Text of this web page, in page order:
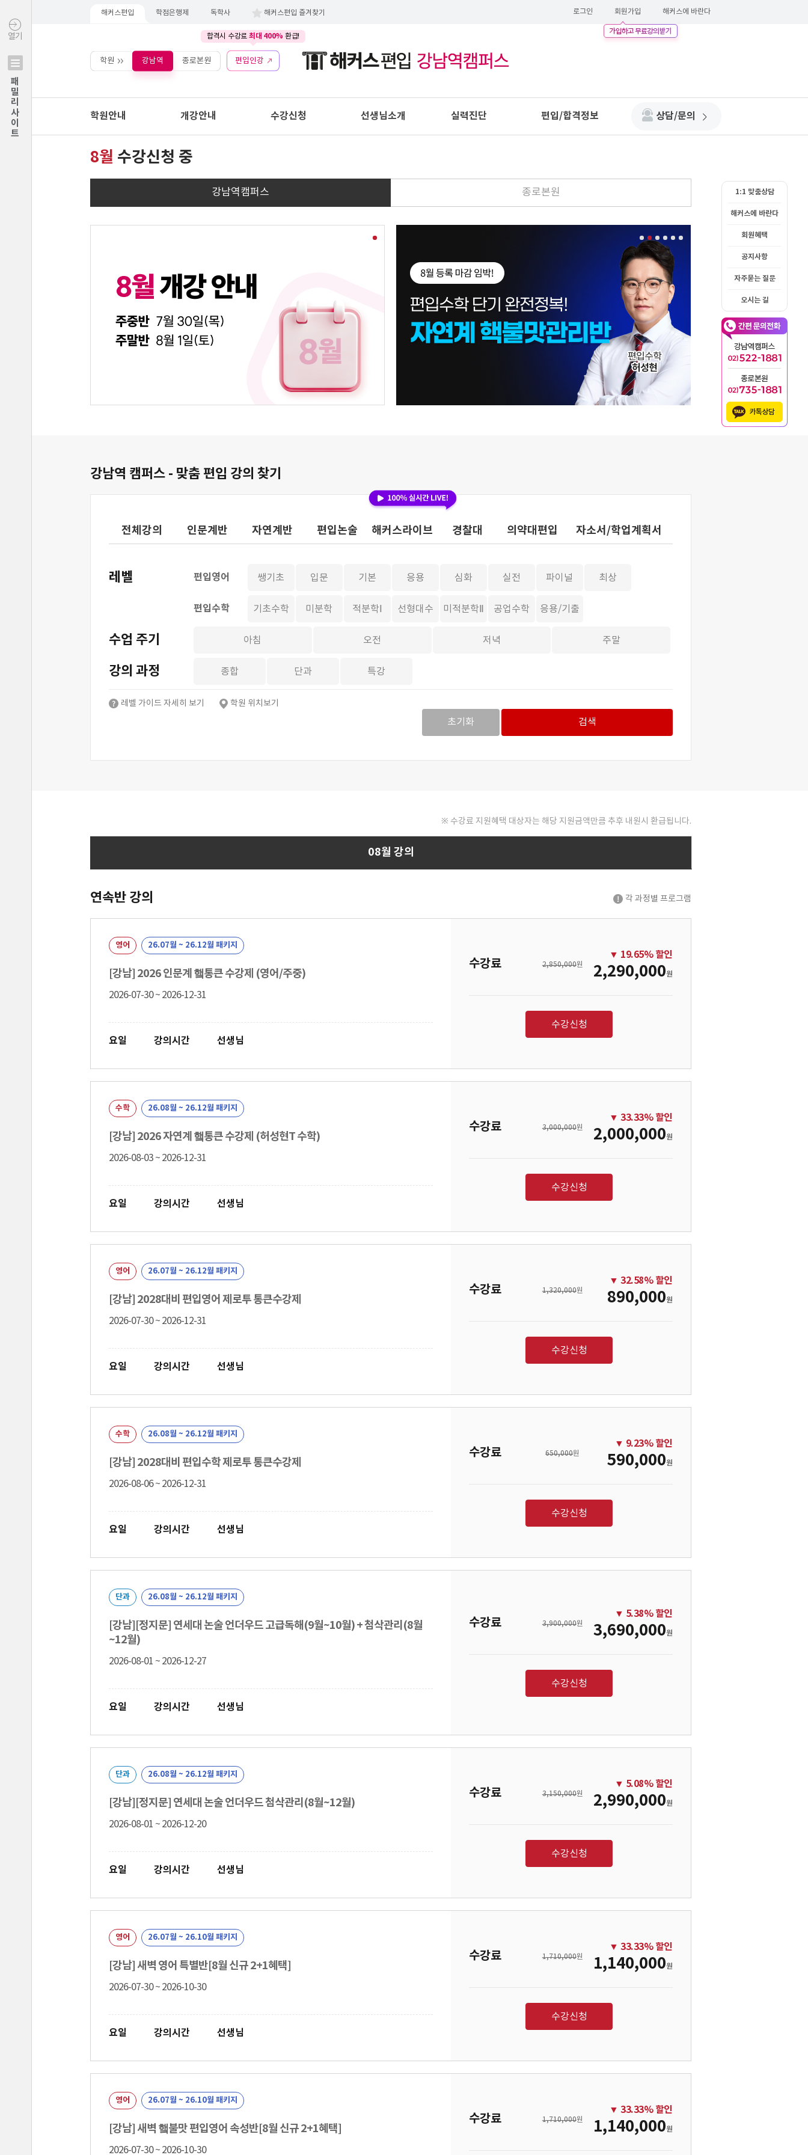
열기
패밀리사이트
해커스편입 학점은행제 독학사 해커스편입 즐겨찾기 로그인 회원가입 해커스에 바란다
합격시 수강료 최대 400% 환급!
학원 강남역 종로본원 편입인강
학원안내 개강안내 수강신청 선생님소개 실력진단 편입/합격정보 상담/문의
1:1 맞춤상담
해커스에 바란다
회원혜택
공지사항
자주묻는 질문
오시는 길
8월 수강신청 중
강남역캠퍼스 종로본원
강남역 캠퍼스 - 맞춤 편입 강의 찾기
전체강의 인문계반 자연계반 편입논술 해커스라이브 경찰대 의약대편입 자소서/학업계획서
레벨 편입영어 쌩기초 입문 기본 응용 심화 실전 파이널 최상
편입수학 기초수학 미분학 적분학Ⅰ 선형대수 미적분학Ⅱ 공업수학 응용/기출
수업 주기 아침 오전 저녁 주말
강의 과정 종합 단과 특강
레벨 가이드 자세히 보기 학원 위치보기
초기화 검색
※ 수강료 지원혜택 대상자는 해당 지원금액만큼 추후 내원시 환급됩니다.
08월 강의
연속반 강의 각 과정별 프로그램
영어 26.07월 ~ 26.12월 패키지
[강남] 2026 인문계 햌통큰 수강제 (영어/주중)
2026-07-30 ~ 2026-12-31
요일 강의시간 선생님
수강료 2,850,000원
▼ 19.65% 할인
2,290,000원
수강신청
수학 26.08월 ~ 26.12월 패키지
[강남] 2026 자연계 햌통큰 수강제 (허성현T 수학)
2026-08-03 ~ 2026-12-31
요일 강의시간 선생님
수강료 3,000,000원
▼33.33% 할인
2,000,000원
수강신청
영어 26.07월 ~ 26.12월 패키지
[강남] 2028대비 편입영어 제로투 통큰수강제
2026-07-30 ~ 2026-12-31
요일 강의시간 선생님
수강료 1,320,000원
▼32.58% 할인
890,000원
수강신청
수학 26.08월 ~ 26.12월 패키지
[강남] 2028대비 편입수학 제로투 통큰수강제
2026-08-06 ~ 2026-12-31
요일 강의시간 선생님
수강료 650,000원
▼ 9.23% 할인
590,000원
수강신청
단과 26.08월 ~ 26.12월 패키지
[강남][정지문] 연세대 논술 언더우드 고급독해(9월~10월) + 첨삭관리(8월
~12월)
2026-08-01 ~ 2026-12-27
요일 강의시간 선생님
수강료 3,900,000원
▼ 5.38% 할인
3,690,000원
수강신청
단과 26.08월 ~ 26.12월 패키지
[강남][정지문] 연세대 논술 언더우드 첨삭관리(8월~12월)
2026-08-01 ~ 2026-12-20
요일 강의시간 선생님
수강료 3,150,000원
▼ 5.08% 할인
2,990,000원
수강신청
영어 26.07월 ~ 26.10월 패키지
[강남] 새벽 영어 특별반[8월 신규 2+1혜택]
2026-07-30 ~ 2026-10-30
요일 강의시간 선생님
수강료 1,710,000원
▼33.33% 할인
1,140,000원
수강신청
영어 26.07월 ~ 26.10월 패키지
[강남] 새벽 햌불맛 편입영어 속성반[8월 신규 2+1혜택]
2026-07-30 ~ 2026-10-30
수강료 1,710,000원
▼33.33% 할인
1,140,000원